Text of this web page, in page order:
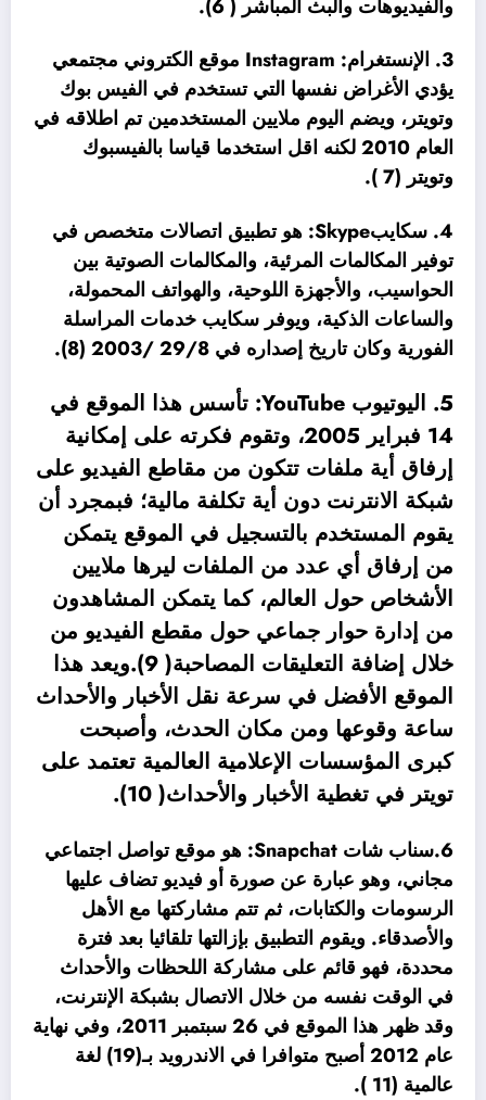
والفيديوهات والبث المباشر ( 6).
3. الإنستغرام: Instagram موقع الكتروني مجتمعي
يؤدي الأغراض نفسها التي تستخدم في الفيس بوك
وتويتر، ويضم اليوم ملايين المستخدمين تم اطلاقه في
العام 2010 لكنه اقل استخدما قياسا بالفيسبوك
وتويتر (7 ).
4. سكايبSkype: هو تطبيق اتصالات متخصص في
توفير المكالمات المرئية، والمكالمات الصوتية بين
الحواسيب، والأجهزة اللوحية، والهواتف المحمولة،
والساعات الذكية، ويوفر سكايب خدمات المراسلة
الفورية وكان تاريخ إصداره في 29/8 /2003 (8).
5. اليوتيوب YouTube: تأسس هذا الموقع في
14 فبراير 2005، وتقوم فكرته على إمكانية
إرفاق أية ملفات تتكون من مقاطع الفيديو على
شبكة الانترنت دون أية تكلفة مالية؛ فبمجرد أن
يقوم المستخدم بالتسجيل في الموقع يتمكن
من إرفاق أي عدد من الملفات ليرها ملايين
الأشخاص حول العالم، كما يتمكن المشاهدون
من إدارة حوار جماعي حول مقطع الفيديو من
خلال إضافة التعليقات المصاحبة( 9).ويعد هذا
الموقع الأفضل في سرعة نقل الأخبار والأحداث
ساعة وقوعها ومن مكان الحدث، وأصبحت
كبرى المؤسسات الإعلامية العالمية تعتمد على
تويتر في تغطية الأخبار والأحداث( 10).
6.سناب شات Snapchat: هو موقع تواصل اجتماعي
مجاني، وهو عبارة عن صورة أو فيديو تضاف عليها
الرسومات والكتابات، ثم تتم مشاركتها مع الأهل
والأصدقاء. ويقوم التطبيق بإزالتها تلقائيا بعد فترة
محددة، فهو قائم على مشاركة اللحظات والأحداث
في الوقت نفسه من خلال الاتصال بشبكة الإنترنت،
وقد ظهر هذا الموقع في 26 سبتمبر 2011، وفي نهاية
عام 2012 أصبح متوافرا في الاندرويد بـ(19) لغة
عالمية (11 ).